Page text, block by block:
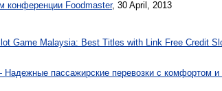
конференции Foodmaster, 30 April, 2013
Game Malaysia: Best Titles with Link Free Credit
пассажирские перевозки с комфортом и